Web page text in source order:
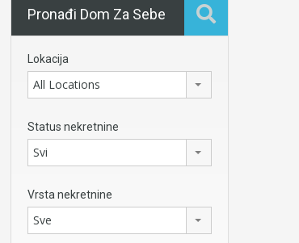
Pronađi Dom Za Sebe
Lokacija
All Locations
Status nekretnine
Svi
Vrsta nekretnine
Sve